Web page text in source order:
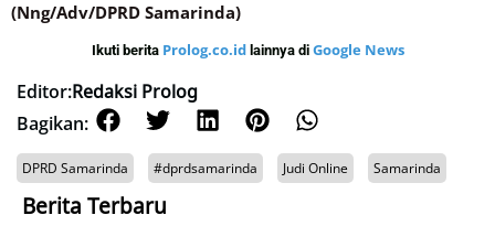
(Nng/Adv/DPRD Samarinda)
Ikuti berita Prolog.co.id lainnya di Google News
Editor:Redaksi Prolog
Bagikan:
DPRD Samarinda #dprdsamarinda Judi Online Samarinda
Berita Terbaru